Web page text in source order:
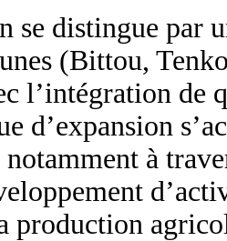
se distingue par
(Bittou,
l’intégration de
d’expansion
à
production